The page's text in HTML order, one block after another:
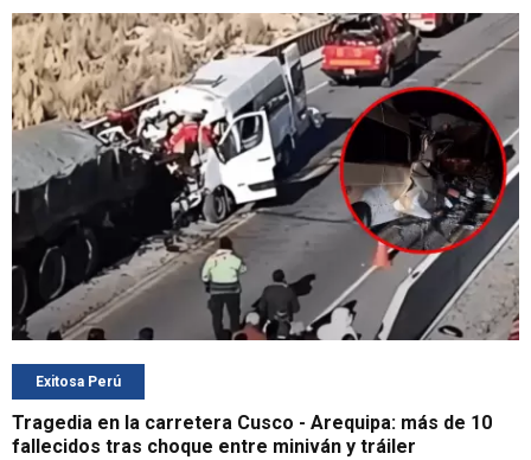
Exitosa Perú
Tragedia en la carretera Cusco - Arequipa: más de 10
fallecidos tras choque entre miniván y tráiler